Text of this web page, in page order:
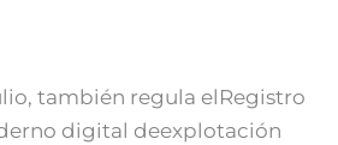
también regula elRegistro
digital deexplotación